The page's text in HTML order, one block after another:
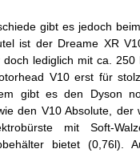
gibt es jedoch
ist der Dreame XR
lediglich mit ca. 250
V10 erst für
gibt es den Dyson
den V10 Absolute, der
mit Soft-
bietet (0,76l).